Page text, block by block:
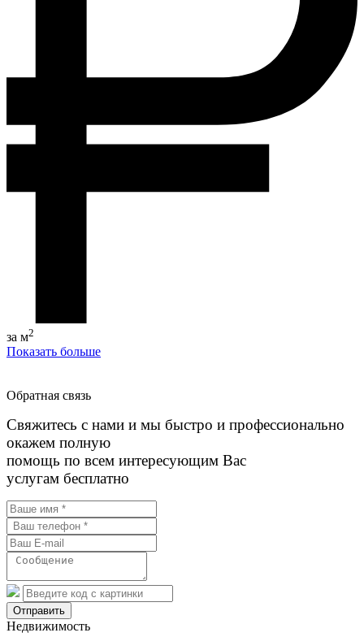
за м2
Показать больше
Обратная связь
Свяжитесь с нами и мы быстро и профессионально
окажем полную
помощь по всем интересующим Вас
услугам бесплатно
Отправить
Недвижимость